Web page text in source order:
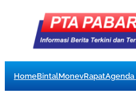
HomeBintalMonevRapatAgenda